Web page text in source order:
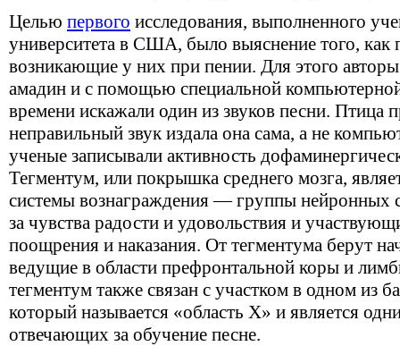
Целью первого исследования, выполненного
университета в США, было выяснение того,
возникающие у них при пении. Для этого
амадин и с помощью специальной
времени искажали один из звуков песни. Птица
неправильный звук издала она сама, а не
ученые записывали активность
Тегментум, или покрышка среднего мозга,
системы вознаграждения — группы нейронных
за чувства радости и удовольствия и
поощрения и наказания. От тегментума берут
ведущие в области префронтальной коры и
тегментум также связан с участком в одном из
который называется «область X» и является
отвечающих за обучение песне.